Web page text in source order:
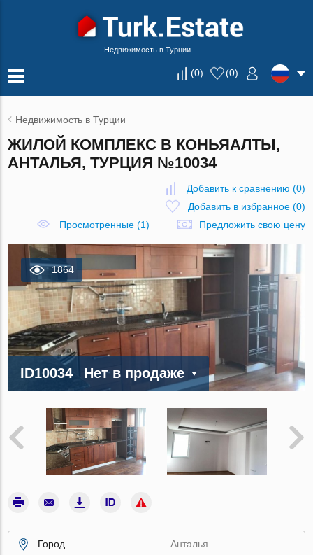
Недвижимость в Турции
(0) (0)
Недвижимость в Турции
ЖИЛОЙ КОМПЛЕКС В КОНЬЯАЛТЫ,
АНТАЛЬЯ, ТУРЦИЯ №10034
Добавить к сравнению (0)
Добавить в избранное(0)
Просмотренные (1)
Предложить свою цену
1864
ID10034 Нет в продаже
Город
Анталья